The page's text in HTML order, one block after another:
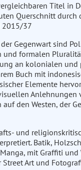
Titel in
Querschnitt
2015/37
Gegenwart sind
formalen
an kolonialen
Buch mit
Elemente
Anlehnungen
den Westen, der
und
Batik,
mit Graffiti
Art und